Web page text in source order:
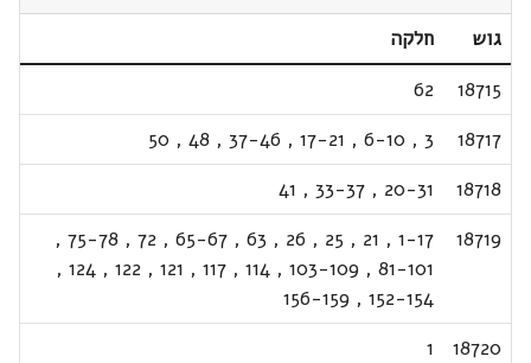
גוש
חלקה
18715
62
18717
3
,
6-10
,
17-21
,
37-46
,
48
,
50
18718
20-31
,
33-37
,
41
18719
1-17
,
21
,
25
,
26
,
63
,
65-67
,
72
,
75-78
,
81-101
,
103-109
,
114
,
117
,
121
,
122
,
124
,
152-154
,
156-159
18720
1